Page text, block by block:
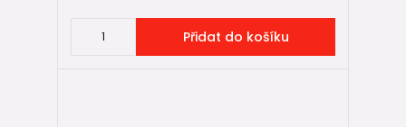
Přidat do košíku